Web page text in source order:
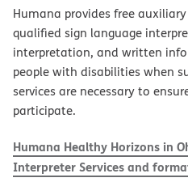
Humana provides free
qualified sign language
interpretation, and written
people with disabilities when
services are necessary to
participate.
Humana Healthy Horizons in
Interpreter Services and